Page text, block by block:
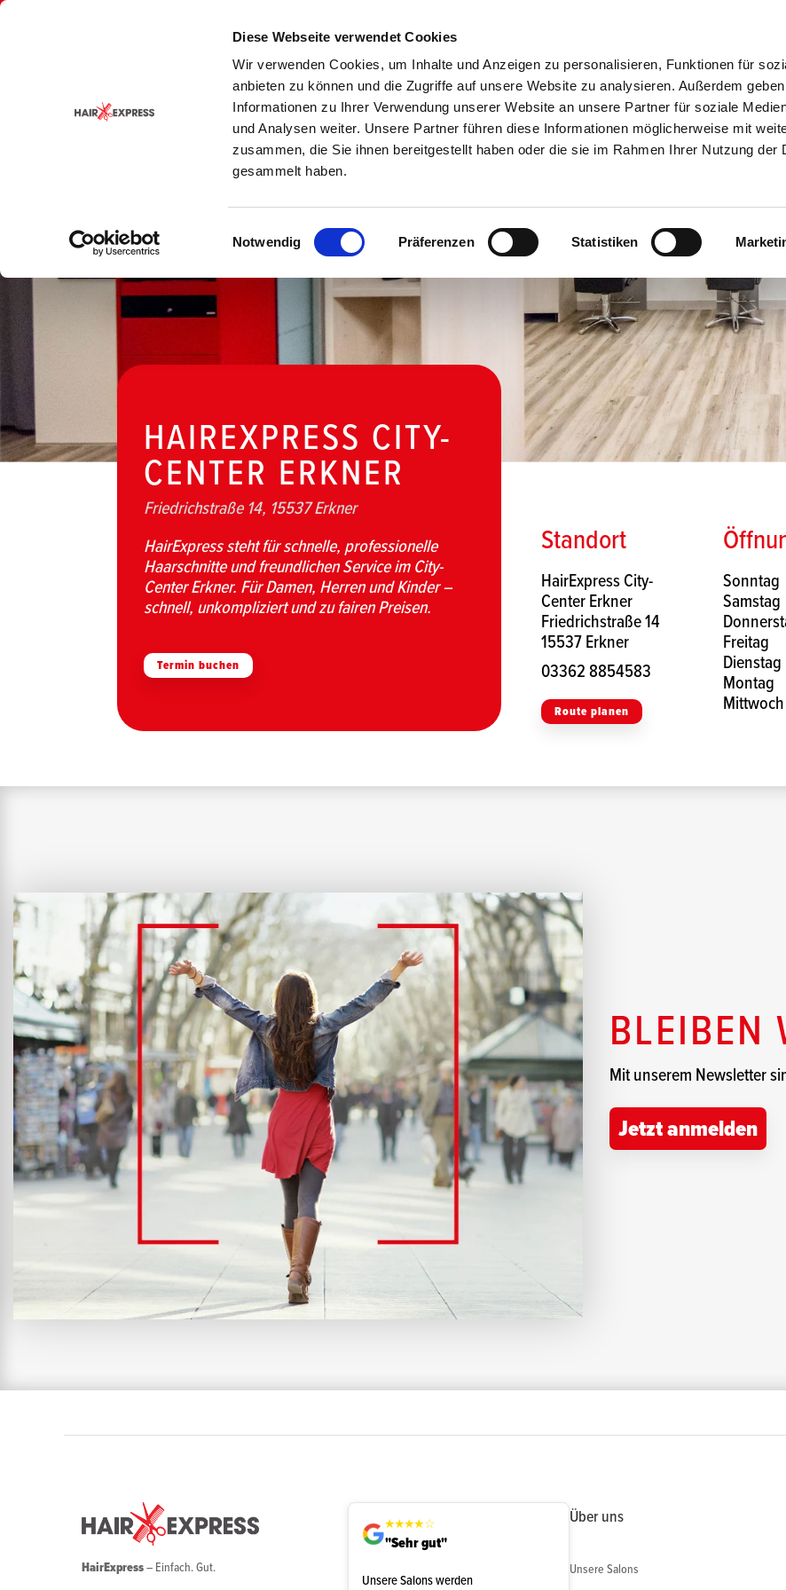
Diese Webseite verwendet Cookies
Wir verwenden Cookies, um Inhalte und Anzeigen zu personalisieren, Funktionen für
anbieten zu können und die Zugriffe auf unsere Website zu analysieren. Außerdem
Informationen zu Ihrer Verwendung unserer Website an unsere Partner für soziale
und Analysen weiter. Unsere Partner führen diese Informationen möglicherweise mit
zusammen, die Sie ihnen bereitgestellt haben oder die sie im Rahmen Ihrer Nutzung der
gesammelt haben.
Einwilligungsauswahl
Notwendig Präferenzen Statistiken
Zurück
Jetzt Termin buchen BonusCard
HAIREXPRESS CITY-
CENTER ERKNER
Friedrichstraße 14, 15537 Erkner
HairExpress steht für schnelle, professionelle
Haarschnitte und freundlichen Service im City-
Center Erkner. Für Damen, Herren und Kinder –
schnell, unkompliziert und zu fairen Preisen.
Termin buchen
Standort
HairExpress City-
Center Erkner
Friedrichstraße 14
15537 Erkner
03362 8854583
Route planen
Sonntag
Samstag
Freitag
Dienstag
Montag
Mittwoch
BLEIBEN
Mit unserem Newsletter
Jetzt anmelden
HairExpress– Einfach. Gut.
★★★★☆
"Sehr gut"
Unsere Salons werden
Über uns
Unsere Salons